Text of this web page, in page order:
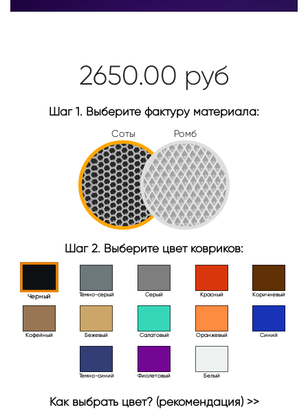
2650.00 руб
Шаг 1. Выберите фактуру материала:
Соты Ромб
Шаг 2. Выберите цвет ковриков:
Черный Тёмно-серый Серый Красный Коричневый
Кофейный Бежевый Салатовый Оранжевый Синий
Темно-синий Фиолетовый Белый
Как выбрать цвет? (рекомендация) >>